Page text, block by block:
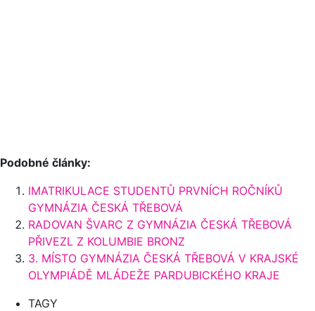
Podobné články:
IMATRIKULACE STUDENTŮ PRVNÍCH ROČNÍKŮ
GYMNÁZIA ČESKÁ TŘEBOVÁ
RADOVAN ŠVARC Z GYMNÁZIA ČESKÁ TŘEBOVÁ
PŘIVEZL Z KOLUMBIE BRONZ
3. MÍSTO GYMNÁZIA ČESKÁ TŘEBOVÁ V KRAJSKÉ
OLYMPIÁDĚ MLÁDEŽE PARDUBICKÉHO KRAJE
TAGY